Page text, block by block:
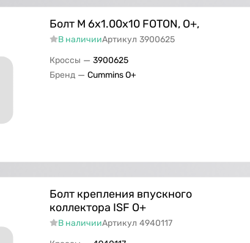
Болт M 6x1.00x10 FOTON, О+,
В наличииАртикул 3900625
Кроссы — 3900625
Бренд — Cummins O+
Болт крепления впускного
коллектора ISF О+
В наличииАртикул 4940117